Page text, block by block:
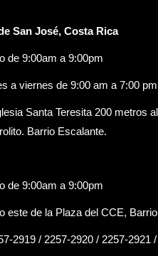
San José, Costa Rica
de 9:00am a 9:00pm
a viernes de 9:00 am a 7:00
Santa Teresita 200 metros
Barrio Escalante.
de 9:00am a 9:00pm
este de la Plaza del CCE,
2919 / 2257-2920 / 2257-2921